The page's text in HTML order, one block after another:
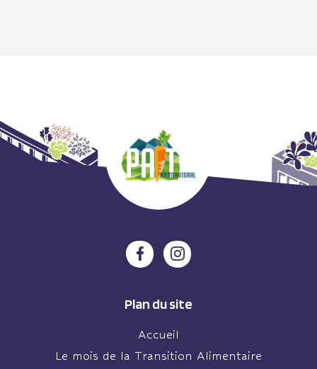
Plan du site
Accueil
Le mois de la Transition Alimentaire